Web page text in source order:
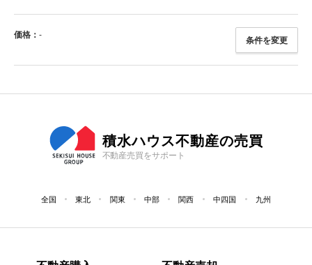
価格： -
条件を変更
積水ハウス不動産の売買
不動産売買をサポート
全国 東北 関東 中部 関西 中四国 九州